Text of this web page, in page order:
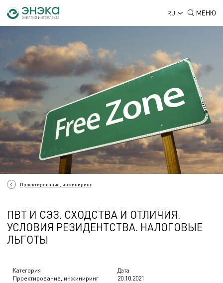
RU МЕНЮ
Проектирование, инжиниринг
ПВТ И СЭЗ. СХОДСТВА И ОТЛИЧИЯ.
УСЛОВИЯ РЕЗИДЕНТСТВА. НАЛОГОВЫЕ
ЛЬГОТЫ
Категория
Проектирование, инжиниринг
Дата
20.10.2021